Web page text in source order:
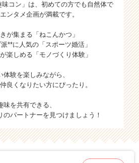
味コン」は、初めての方でも自然体で
ンタメ企画が満載です。
が集まる「ねこんかつ」
**に人気の「スポーツ婚活」
楽しめる「モノづくり体験」
体験を楽しみながら、
良くなりたい方にぴったり。
味を共有できる、
のパートナーを見つけましょう！